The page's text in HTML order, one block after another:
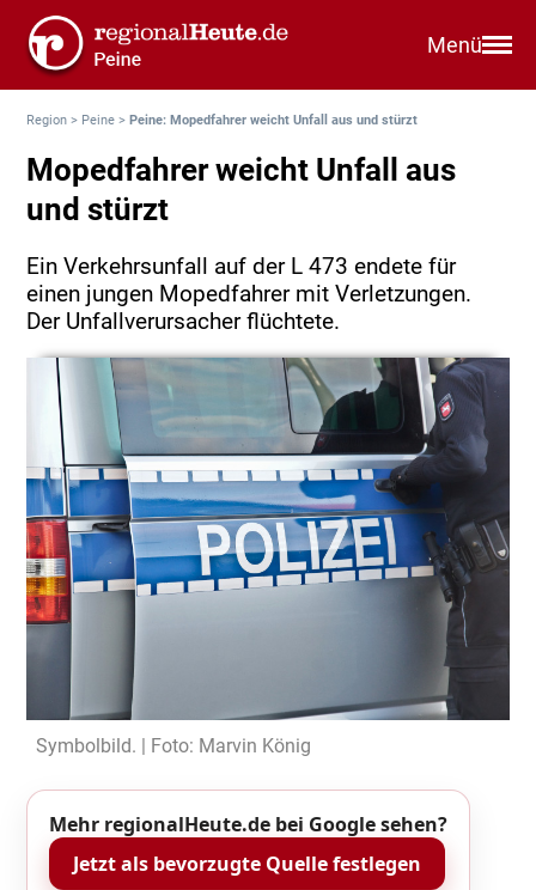
Menü
Region > Peine >Peine: Mopedfahrer weicht Unfall aus und stürzt
Mopedfahrer weicht Unfall aus
und stürzt
Ein Verkehrsunfall auf der L 473 endete für
einen jungen Mopedfahrer mit Verletzungen.
Der Unfallverursacher flüchtete.
Symbolbild. | Foto: Marvin König
Mehr regionalHeute.de bei Google sehen?
Jetzt als bevorzugte Quelle festlegen